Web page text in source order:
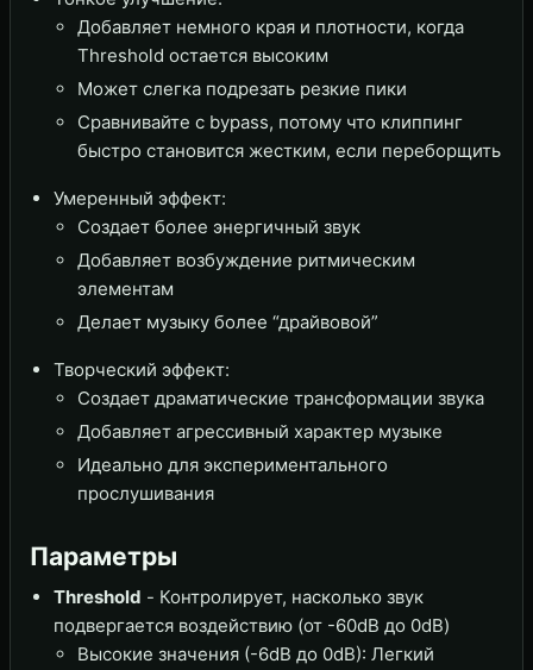
Добавляет немного края и плотности, когда
Threshold остается высоким
Может слегка подрезать резкие пики
Сравнивайте с bypass, потому что клиппинг
быстро становится жестким, если переборщить
Умеренный эффект:
Создает более энергичный звук
Добавляет возбуждение ритмическим
элементам
Делает музыку более “драйвовой”
Творческий эффект:
Создает драматические трансформации звука
Добавляет агрессивный характер музыке
Идеально для экспериментального
прослушивания
Параметры
Threshold - Контролирует, насколько звук
подвергается воздействию (от -60dB до 0dB)
Высокие значения (-6dB до 0dB): Легкий